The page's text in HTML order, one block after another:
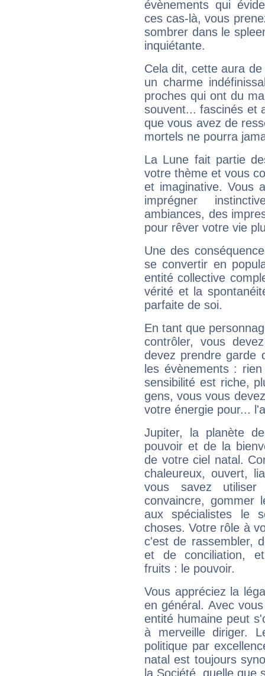
évènements qui
ces cas-là, vous
sombrer dans le
inquiétante.
Cela dit, cette aura
un charme
proches qui ont du
souvent... fascinés et
que vous avez de
mortels ne pourra
La Lune fait partie
votre thème et vous
et imaginative. Vous
imprégner
ambiances, des
pour rêver votre vie
Une des
se convertir en
entité collective
vérité et la
parfaite de soi.
En tant que
contrôler, vous
devez prendre garde
les évènements :
sensibilité est riche,
gens, vous vous
votre énergie pour...
Jupiter, la planète
pouvoir et de la
de votre ciel natal.
chaleureux, ouvert,
vous savez
convaincre, gommer
aux spécialistes le
choses. Votre rôle à
c'est de rassembler,
et de conciliation,
fruits : le pouvoir.
Vous appréciez la
en général. Avec
entité humaine peut
à merveille diriger.
politique par
natal est toujours
la Société, quelle que